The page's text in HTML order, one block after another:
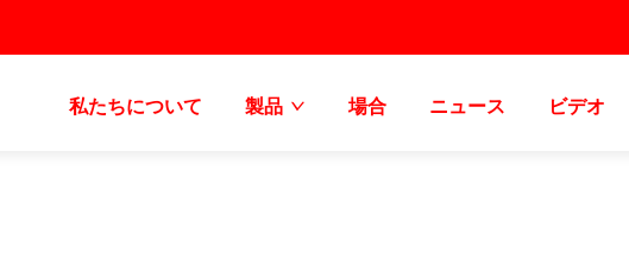
私たちについて 製品 場合 ニュース ビデオ